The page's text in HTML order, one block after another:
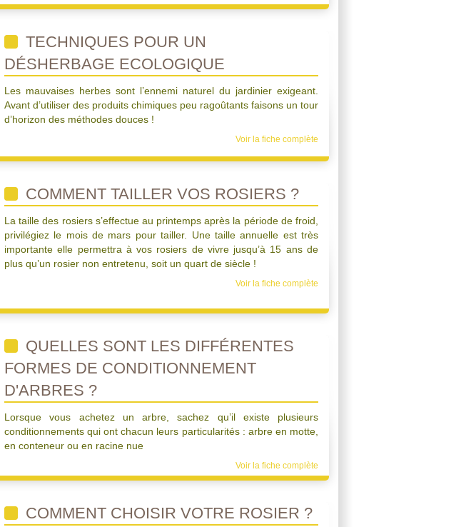
TECHNIQUES POUR UN
DÉSHERBAGE ECOLOGIQUE
Les mauvaises herbes sont l’ennemi naturel du jardinier exigeant.
Avant d’utiliser des produits chimiques peu ragoûtants faisons un tour
d’horizon des méthodes douces !
Voir la fiche complète
COMMENT TAILLER VOS ROSIERS ?
La taille des rosiers s’effectue au printemps après la période de froid,
privilégiez le mois de mars pour tailler. Une taille annuelle est très
importante elle permettra à vos rosiers de vivre jusqu’à 15 ans de
plus qu’un rosier non entretenu, soit un quart de siècle !
Voir la fiche complète
QUELLES SONT LES DIFFÉRENTES
FORMES DE CONDITIONNEMENT
D'ARBRES ?
Lorsque vous achetez un arbre, sachez qu’il existe plusieurs
conditionnements qui ont chacun leurs particularités : arbre en motte,
en conteneur ou en racine nue
Voir la fiche complète
COMMENT CHOISIR VOTRE ROSIER ?